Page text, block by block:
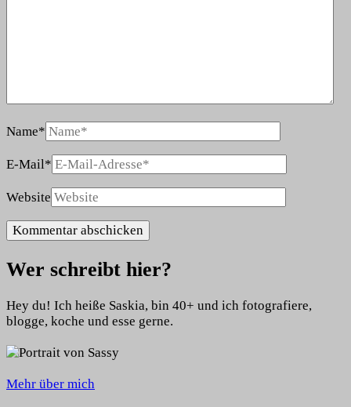
Name*
E-Mail*
Website
Wer schreibt hier?
Hey du! Ich heiße Saskia, bin 40+ und ich fotografiere,
blogge, koche und esse gerne.
Mehr über mich